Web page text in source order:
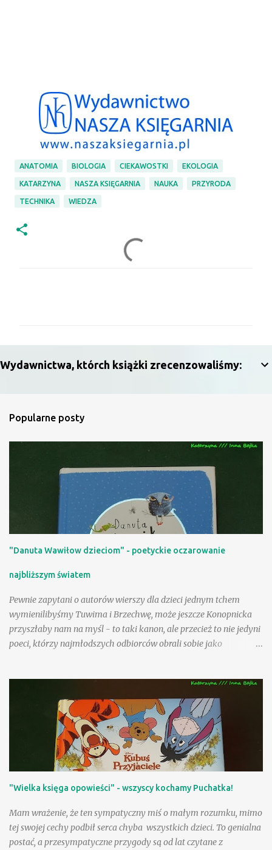
ANATOMIA BIOLOGIA CIEKAWOSTKI EKOLOGIA
KATARZYNA NASZA KSIĘGARNIA NAUKA PRZYRODA
TECHNIKA WIEDZA
t
z
e
Wydawnictwa, którch książki zrecenzowaliśmy:
Popularne posty
"Danuta Wawiłow dzieciom" - poetyckie oczarowanie
najbliższym światem
Pewnie zapytani o autorów wierszy dla dzieci jednym tchem
wymienilibyśmy Tuwima i Brzechwę, może jeszcze Konopnicka
przyszłaby nam na myśl - to taki kanon, ale przecież to nie jedyni
poeci, którzy najmłodszych odbiorców obrali sobie jako
Juliana Tuwima, po pozycjach zawierających teksty Wandy
Chotomskiej i Ludwika Jerzego Kerna, mamy teraz okazję
rozczytać się w wierszach i prozie Danuty Wawiłow. Zdarzyło się
nam już na tej stronie polecać wiersze poetki inspirowane
folklorem angielskim , pisałam także o sympatycznej lekturze
sennym marzeniom poświęconej ilustrowanej przez Jolę Richter-
Magnuszewską , zatem sięgnięcie po tom "Danuta Wawiłow
dzieciom" było jak spotkanie z dobrymi, bardzo lubianymi
(wyznam, że my właśnie do nich należymy), ale są pewnie tacy,
którzy lubią je, choć tego so...
"Wielka księga opowieści" - wszyscy kochamy Puchatka!
Mam wrażenie, że ten sympatyczny miś o małym rozumku, mimo
tej swojej cechy podbił serca chyba wszystkich dzieci. To genialna
postać, a przesympatyczne przygody są od lat czytane z